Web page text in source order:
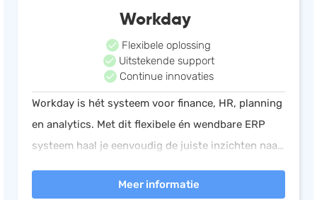
Workday
Flexibele oplossing
Uitstekende support
Continue innovaties
Workday is hét systeem voor finance, HR, planning
en analytics. Met dit flexibele én wendbare ERP
systeem haal je eenvoudig de juiste inzichten naar
je jouw bedrijf vooruit.Meer informatie